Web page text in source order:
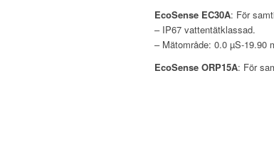
EcoSense EC30A: För
– IP67 vattentätklassad.
– Mätområde: 0.0 µS-19.90
EcoSense ORP15A: För